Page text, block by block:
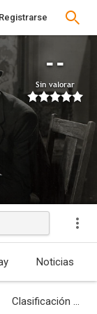
--
Sin valorar
Estrenada
Noticias
Clasificación por edades